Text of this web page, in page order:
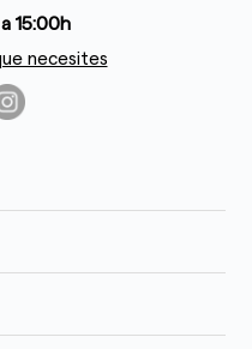
15:00h
necesites